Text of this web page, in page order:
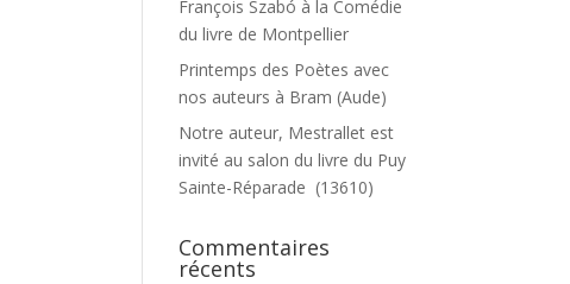
François Szabó à la Comédie
du livre de Montpellier
Printemps des Poètes avec
nos auteurs à Bram (Aude)
Notre auteur, Mestrallet est
invité au salon du livre du Puy
Sainte-Réparade (13610)
Commentaires
récents